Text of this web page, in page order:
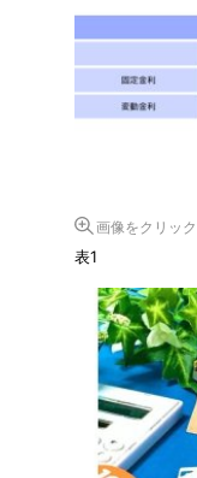
画像をクリッ
表1